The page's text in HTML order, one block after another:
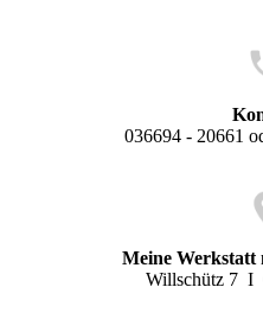
036694 - 20661
Meine
Willschütz 7 I